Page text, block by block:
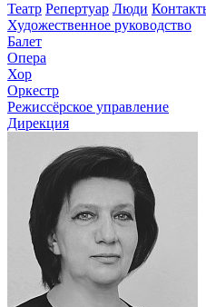
Театр Репертуар Люди
Художественное руководство
Балет
Опера
Хор
Оркестр
Режиссёрское управление
Дирекция